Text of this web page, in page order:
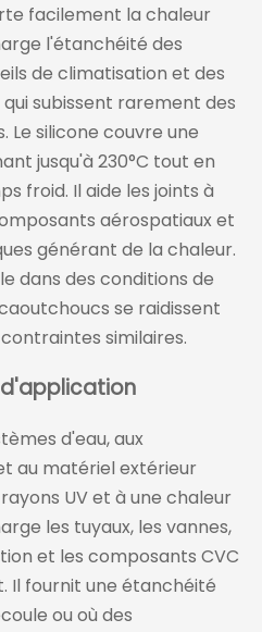
facilement la chaleur
l'étanchéité des
de climatisation et des
subissent rarement des
silicone couvre une
jusqu'à 230°C tout en
froid. Il aide les joints à
aérospatiaux et
générant de la chaleur.
dans des conditions de
se raidissent
similaires.
d'eau, aux
au matériel extérieur
UV et à une chaleur
les tuyaux, les vannes,
et les composants CVC
Il fournit une étanchéité
ou où des